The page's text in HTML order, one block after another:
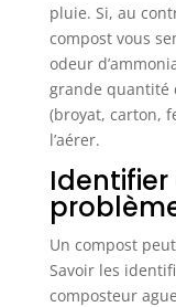
pluie. Si, au
compost vous
odeur
grande quantité
(broyat, carton,
l’aérer.
Identifier
Un compost
Savoir les
composteur